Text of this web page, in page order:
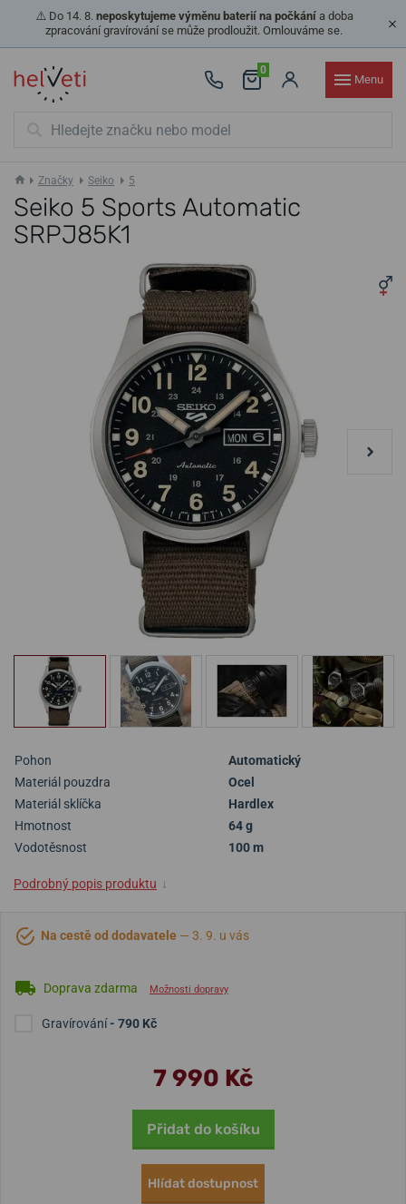
⚠️ Do 14. 8. neposkytujeme výměnu baterií na počkánía doba
zpracování gravírování se může prodloužit. Omlouváme se.
0
Menu
Značky Seiko 5
Seiko 5 Sports Automatic
SRPJ85K1
Pohon
Automatický
Materiál pouzdra
Ocel
Materiál sklíčka
Hardlex
Hmotnost
64 g
Vodotěsnost
100 m
Podrobný popis produktu ↓
Na cestě od dodavatele — 3. 9. u vás
Doprava zdarma Možnosti dopravy
Gravírování- 790 Kč
7 990 Kč
Přidat do košíku
Hlídat dostupnost